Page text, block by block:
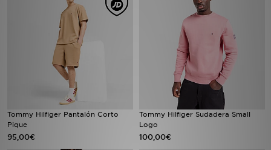
Tommy Hilfiger Pantalón Corto
Pique
95,00€
Tommy Hilfiger Sudadera Small
Logo
100,00€